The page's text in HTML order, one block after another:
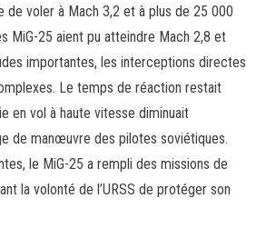
de voler à Mach 3,2 et à plus de 25 000
MiG-25 aient pu atteindre Mach 2,8 et
importantes, les interceptions directes
Le temps de réaction restait
en vol à haute vitesse diminuait
de manœuvre des pilotes soviétiques.
le MiG-25 a rempli des missions de
la volonté de l’URSS de protéger son